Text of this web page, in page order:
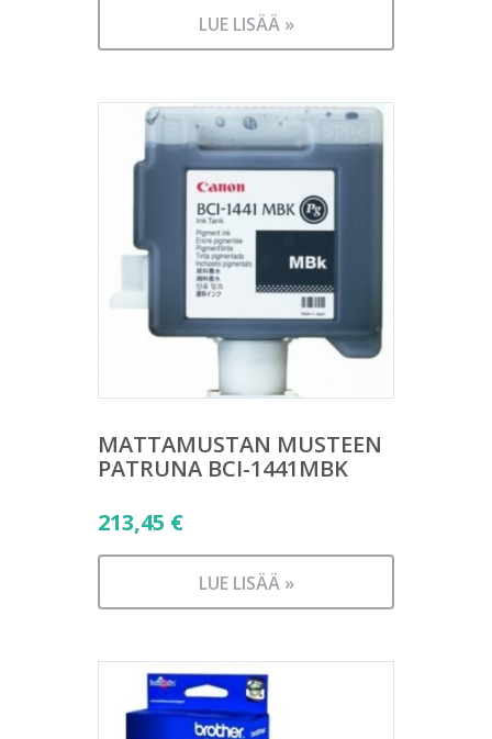
LUE LISÄÄ »
MATTAMUSTAN MUSTEEN
PATRUNA BCI-1441MBK
213,45 €
LUE LISÄÄ »